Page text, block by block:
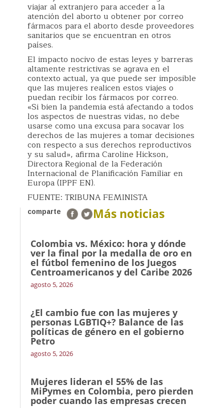
viajar al extranjero para acceder a la
atención del aborto u obtener por correo
fármacos para el aborto desde proveedores
sanitarios que se encuentran en otros
países.
El impacto nocivo de estas leyes y barreras
altamente restrictivas se agrava en el
contexto actual, ya que puede ser imposible
que las mujeres realicen estos viajes o
puedan recibir los fármacos por correo.
«Si bien la pandemia está afectando a todos
los aspectos de nuestras vidas, no debe
usarse como una excusa para socavar los
derechos de las mujeres a tomar decisiones
con respecto a sus derechos reproductivos
y su salud», afirma Caroline Hickson,
Directora Regional de la Federación
Internacional de Planificación Familiar en
Europa (IPPF EN).
FUENTE: TRIBUNA FEMINISTA
comparte Más noticias
Colombia vs. México: hora y dónde
ver la final por la medalla de oro en
el fútbol femenino de los Juegos
Centroamericanos y del Caribe 2026
agosto 5, 2026
¿El cambio fue con las mujeres y
personas LGBTIQ+? Balance de las
políticas de género en el gobierno
Petro
agosto 5, 2026
Mujeres lideran el 55% de las
MiPymes en Colombia, pero pierden
poder cuando las empresas crecen